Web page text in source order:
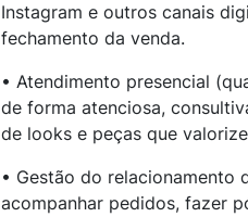
Instagram e outros canais
fechamento da venda.
• Atendimento presencial
de forma atenciosa,
de looks e peças que
• Gestão do relacionamento
acompanhar pedidos, fazer